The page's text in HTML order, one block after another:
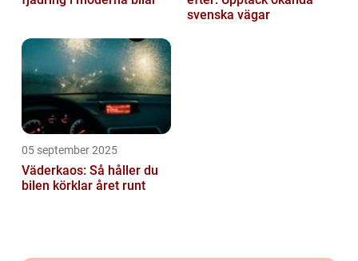
svenska vägar
05 september 2025
Väderkaos: Så håller du
bilen körklar året runt